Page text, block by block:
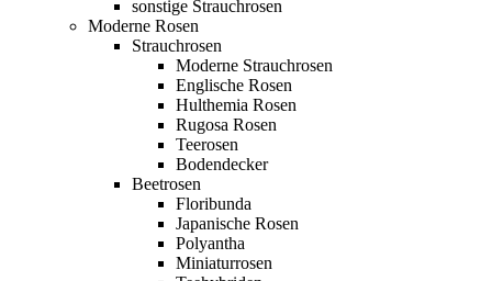
sonstige Strauchrosen
Moderne Rosen
Strauchrosen
Moderne Strauchrosen
Englische Rosen
Hulthemia Rosen
Rugosa Rosen
Teerosen
Bodendecker
Beetrosen
Floribunda
Japanische Rosen
Polyantha
Miniaturrosen